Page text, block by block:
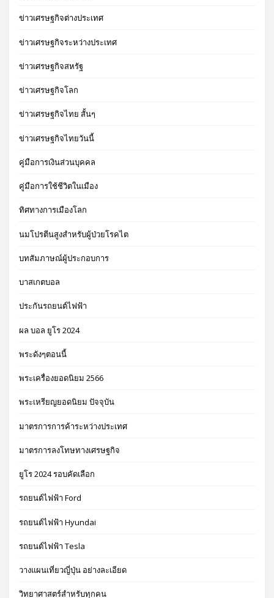
ข่าวเศรษฐกิจต่างประเทศ
ข่าวเศรษฐกิจระหว่างประเทศ
ข่าวเศรษฐกิจสหรัฐ
ข่าวเศรษฐกิจโลก
ข่าวเศรษฐกิจไทย สั้นๆ
ข่าวเศรษฐกิจไทยวันนี้
คู่มือการเงินส่วนบุคคล
คู่มือการใช้ชีวิตในเมือง
ทิศทางการเมืองโลก
นมโปรตีนสูงสำหรับผู้ป่วยโรคไต
บทสัมภาษณ์ผู้ประกอบการ
บาสเกตบอล
ประกันรถยนต์ไฟฟ้า
ผล บอล ยูโร 2024
พระดังๆตอนนี้
พระเครื่องยอดนิยม 2566
พระเหรียญยอดนิยม ปัจจุบัน
มาตรการการค้าระหว่างประเทศ
มาตรการลงโทษทางเศรษฐกิจ
ยูโร 2024 รอบคัดเลือก
รถยนต์ไฟฟ้า Ford
รถยนต์ไฟฟ้า Hyundai
รถยนต์ไฟฟ้า Tesla
วางแผนเที่ยวญี่ปุ่น อย่างละเอียด
วิทยาศาสตร์สำหรับทุกคน